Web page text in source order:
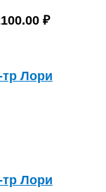
₽
Лори
Лори